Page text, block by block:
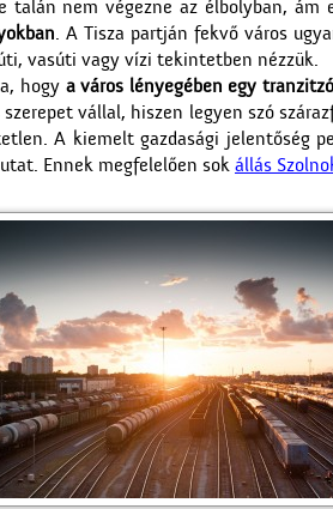
talán nem végezne az élbolyban,
. A Tisza partján fekvő város
vasúti vagy vízi tekintetben nézzük.
hogya város lényegében egy
vállal, hiszen legyen szó
A kiemelt gazdasági jelentőség
Ennek megfelelően sok állás